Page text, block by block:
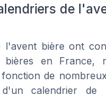
de
l'avent bière ont
bières en France,
de
calendrier de